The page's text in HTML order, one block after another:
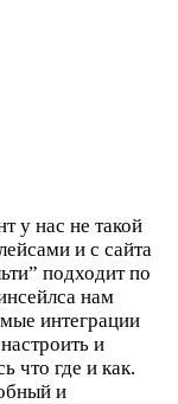
у нас не такой
и с сайта
подходит по
нам
интеграции
и
что где и как.
и